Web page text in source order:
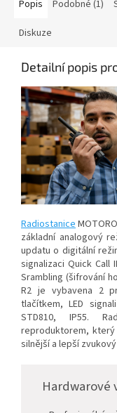
Popis Podobné (1)
Diskuze
Detailní popis
Radiostanice
základní analogový
updatu o digitální
signalizaci Quick Call
Srambling (šifrování
R2 je vybavena 2
tlačítkem, LED
STD810, IP55.
reproduktorem,
silnější a lepší
Hardwarové